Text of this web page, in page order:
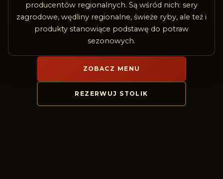
producentów regionalnych. Są wśród nich: sery
zagrodowe, wędliny regionalne, świeże ryby, ale też i
produkty stanowiące podstawę do potraw
sezonowych.
ZOBACZ MENU
REZERWUJ STOLIK